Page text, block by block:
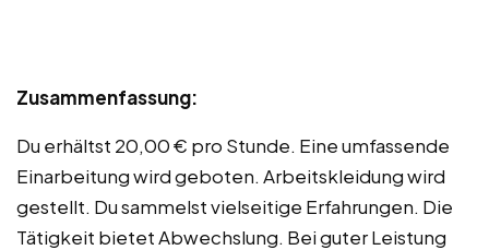
Zusammenfassung:
Du erhältst 20,00 € pro Stunde. Eine umfassende
Einarbeitung wird geboten. Arbeitskleidung wird
gestellt. Du sammelst vielseitige Erfahrungen. Die
Tätigkeit bietet Abwechslung. Bei guter Leistung